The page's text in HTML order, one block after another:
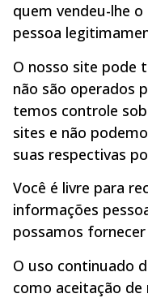
quem vendeu-lhe
pessoa
O nosso site pode
não são operados
temos controle
sites e não
suas respectivas
Você é livre para
informações
possamos
O uso continuado
como aceitação